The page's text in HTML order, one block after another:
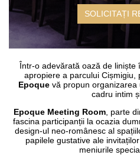
SOLICITAȚI
Într-o adevărată oază de
apropiere a parcului Cișmigiu,
Epoque vă propun
cadru intim
Epoque Meeting Room , parte
fascina participanții la ocazia
design-ul neo-românesc al
papilele gustative ale
meniurile